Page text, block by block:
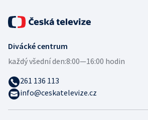
Divácké centrum
každý všední den:8:00—16:00 hodin
261 136 113
info@ceskatelevize.cz